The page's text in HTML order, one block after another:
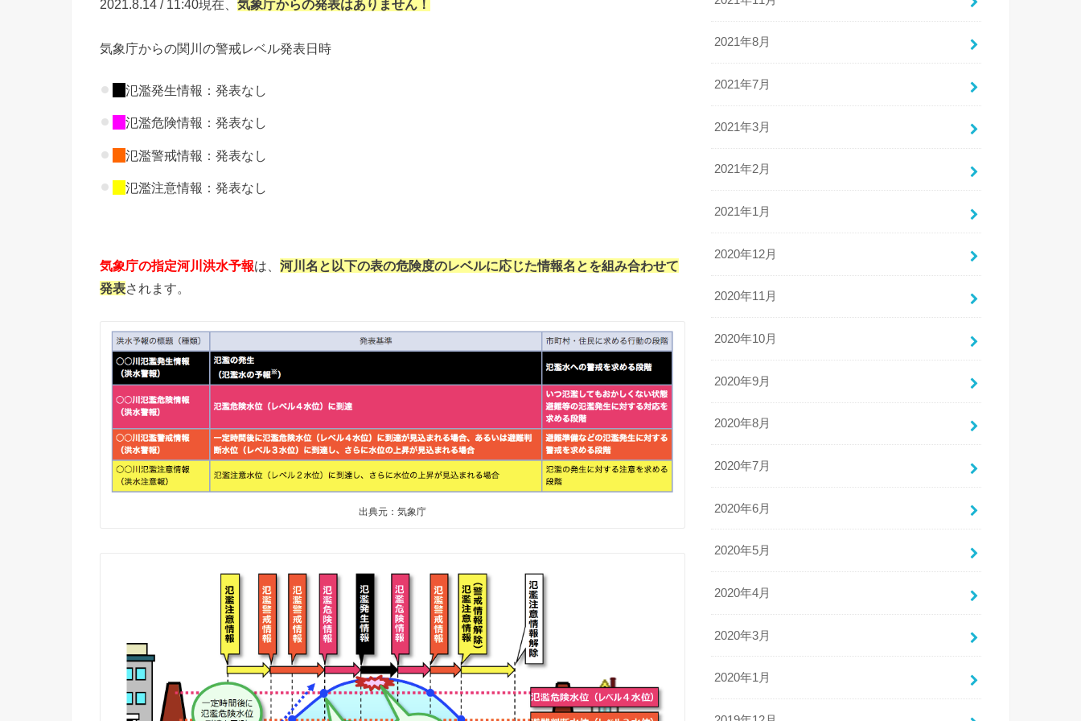
2021.8.14 / 11:40現在、 気象庁からの発表はありません！
気象庁からの関川の警戒レベル発表日時
氾濫発生情報：発表なし
氾濫危険情報：発表なし
氾濫警戒情報：発表なし
氾濫注意情報：発表なし
気象庁の指定河川洪水予報は、 河川名と以下の表の危険度のレベルに応じた情報名とを組み合わせて
発表されます。
出典元：気象庁
2021年8月
2021年7月
2021年3月
2021年2月
2021年1月
2020年12月
2020年11月
2020年10月
2020年9月
2020年8月
2020年7月
2020年6月
2020年5月
2020年4月
2020年3月
2020年1月